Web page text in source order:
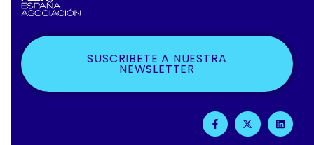
SUSCRIBETE A NUESTRA
NEWSLETTER
F
A
C
X
-
T
L
I
N